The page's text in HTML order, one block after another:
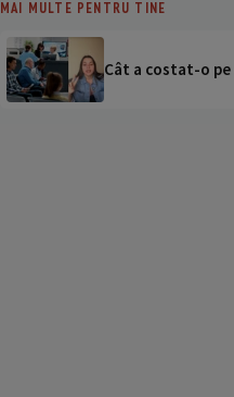
MAI MULTE PENTRU TINE
Cât a costat-o pe